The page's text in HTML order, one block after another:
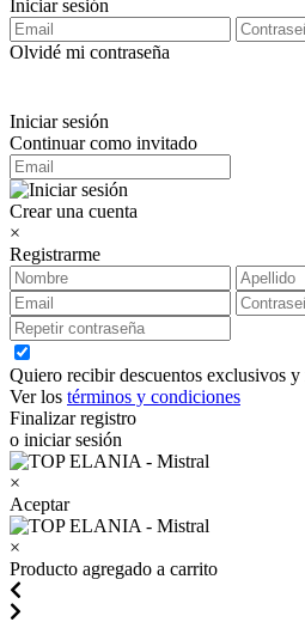
Iniciar sesión
Olvidé mi contraseña
Iniciar sesión
Continuar como invitado
Crear una cuenta
×
Registrarme
Quiero recibir descuentos exclusivos y
Ver los términos y condiciones
Finalizar registro
o iniciar sesión
×
Aceptar
×
Producto agregado a carrito